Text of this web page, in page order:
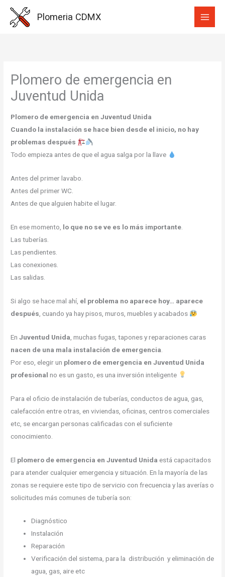
Plomeria CDMX
Plomero de emergencia en
Juventud Unida
Plomero de emergencia en Juventud Unida
Cuando la instalación se hace bien desde el inicio, no hay
problemas después
Todo empieza antes de que el agua salga por la llave
Antes del primer lavabo.
Antes del primer WC.
Antes de que alguien habite el lugar.
En ese momento, lo que no se ve es lo más importante
Las tuberías.
Las pendientes.
Las conexiones.
Las salidas.
Si algo se hace mal ahí, el problema no aparece hoy… aparece
después , cuando ya hay pisos, muros, muebles y acabados
EnJuventud Unida , muchas fugas, tapones y reparaciones caras
nacen de una mala instalación de emergencia
Por eso, elegir un plomero de emergencia en Juventud Unida
profesional no es un gasto, es una inversión inteligente
Para el oficio de instalación de tuberías, conductos de agua, gas,
calefacción entre otras, en viviendas, oficinas, centros comerciales
etc, se encargan personas calificadas con el suficiente
conocimiento.
El plomero de emergencia en Juventud Unida está capacitados
para atender cualquier emergencia y situación. En la mayoría de las
zonas se requiere este tipo de servicio con frecuencia y las averías o
solicitudes más comunes de tubería son:
Diagnóstico
Instalación
Reparación
Verificación del sistema, para la distribución y eliminación de
agua, gas, aire etc